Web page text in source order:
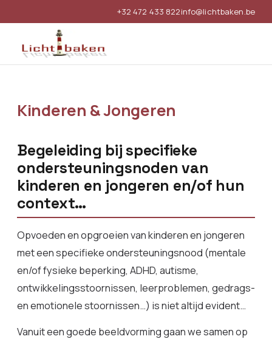
+32 472 433 822info@lichtbaken.be
Kinderen & Jongeren
Begeleiding bij specifieke
ondersteuningsnoden van
kinderen en jongeren en/of hun
context…
Opvoeden en opgroeien van kinderen en jongeren
met een specifieke ondersteuningsnood (mentale
en/of fysieke beperking, ADHD, autisme,
ontwikkelingsstoornissen, leerproblemen, gedrags-
en emotionele stoornissen…) is niet altijd evident…
Vanuit een goede beeldvorming gaan we samen op